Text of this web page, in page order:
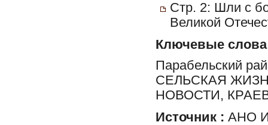
Стр. 2: Шли с
Великой
Ключевые слова
Парабельский
СЕЛЬСКАЯ
НОВОСТИ,
Источник : АНО